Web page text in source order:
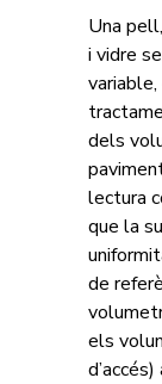
Una
i vidre
dels
lectura
que la
de
els